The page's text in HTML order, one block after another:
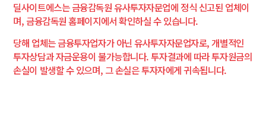
전
문
가
상
딜사이트에스는 금융감독원 유사투자자문업에 정식 신고된 업체이
며, 금융감독원 홈페이지에서 확인하실 수 있습니다.
당해 업체는 금융투자업자가 아닌 유사투자자문업자로, 개별적인
투자상담과 자금운용이 불가능합니다. 투자결과에 따라 투자원금의
손실이 발생할 수 있으며, 그 손실은 투자자에게 귀속됩니다.